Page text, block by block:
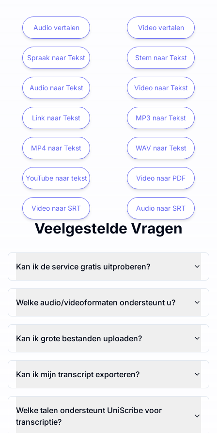
Audio vertalen Video vertalen
Spraak naar Tekst Stem naar Tekst
Audio naar Tekst Video naar Tekst
Link naar Tekst MP3 naar Tekst
MP4 naar Tekst WAV naar Tekst
YouTube naar tekst Video naar PDF
Video naar SRT Audio naar SRT
Veelgestelde Vragen
Kan ik de service gratis uitproberen?
Welke audio/videoformaten ondersteunt u?
Kan ik grote bestanden uploaden?
Kan ik mijn transcript exporteren?
Welke talen ondersteunt UniScribe voor
transcriptie?